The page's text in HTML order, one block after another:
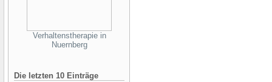
Verhaltenstherapie in
Nuernberg
Die letzten 10 Einträge